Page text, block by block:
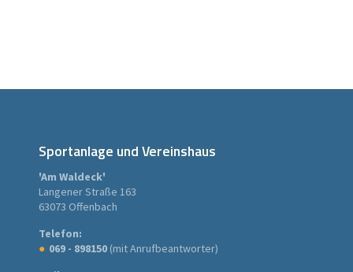
Sportanlage und Vereinshaus
'Am Waldeck'
Langener Straße 163
63073 Offenbach
Telefon:
069 - 898150 (mit Anrufbeantworter)